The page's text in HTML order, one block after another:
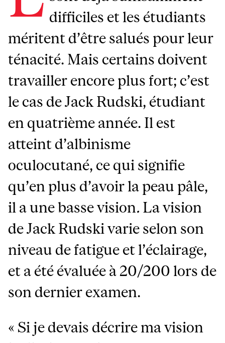
difficiles et les étudiants
méritent d’être salués pour leur
ténacité. Mais certains doivent
travailler encore plus fort; c’est
le cas de Jack Rudski, étudiant
en quatrième année. Il est
atteint d’albinisme
oculocutané, ce qui signifie
qu’en plus d’avoir la peau pâle,
il a une basse vision. La vision
de Jack Rudski varie selon son
niveau de fatigue et l’éclairage,
et a été évaluée à 20/200 lors de
son dernier examen.
« Si je devais décrire ma vision